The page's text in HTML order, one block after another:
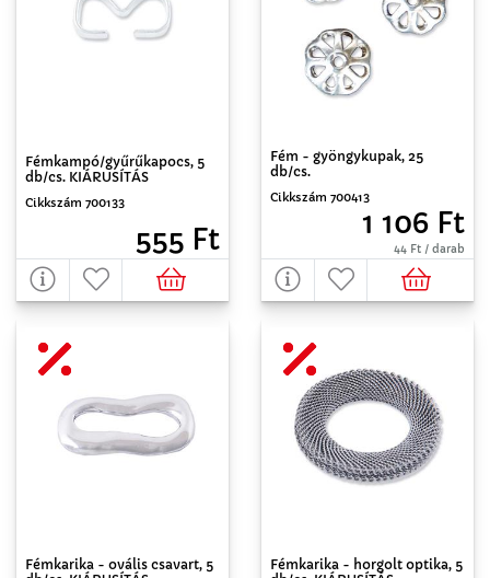
Fémkampó/gyűrűkapocs, 5
db/cs. KIÁRUSÍTÁS
Cikkszám 700133
555 Ft
Fém - gyöngykupak, 25
db/cs.
Cikkszám 700413
1 106 Ft
44 Ft / darab
Fémkarika - ovális csavart, 5
Fémkarika - horgolt optika, 5